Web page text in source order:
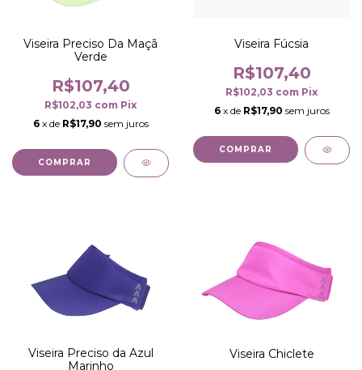
Viseira Preciso Da Maçã
Verde
R$107,40
R$102,03 com Pix
6 x de R$17,90 sem juros
COMPRAR
Viseira Fúcsia
R$107,40
R$102,03 com Pix
6 x de R$17,90 sem juros
COMPRAR
Viseira Preciso da Azul
Marinho
Viseira Chiclete